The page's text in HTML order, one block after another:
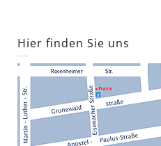
Hier finden Sie uns